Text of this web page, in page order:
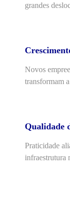
grandes
Novos
transformam
Qualidade
Praticidade
infraestrutura